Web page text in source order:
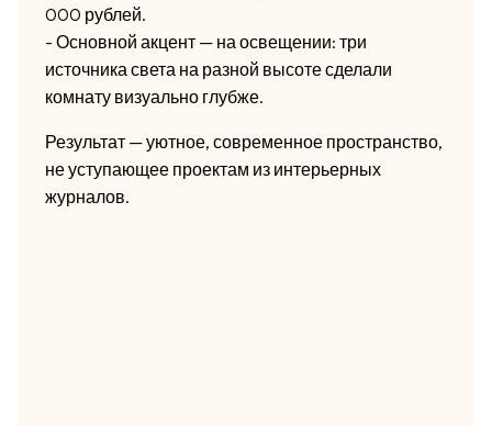
000 рублей.
- Основной акцент — на освещении: три
источника света на разной высоте сделали
комнату визуально глубже.
Результат — уютное, современное пространство,
не уступающее проектам из интерьерных
журналов.